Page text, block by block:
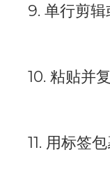
9. 单行剪辑
10. 粘贴并
11. 用标签